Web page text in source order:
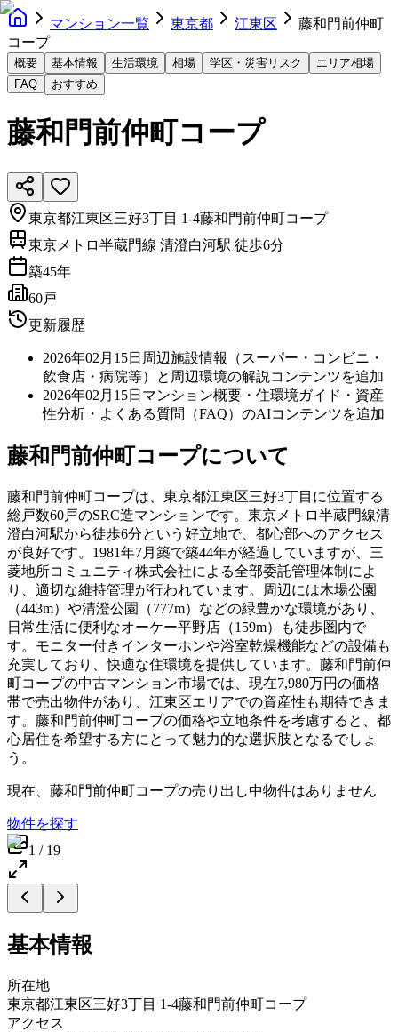
マンション一覧 東京都 江東区
藤和門前仲町
コープ
概要 基本情報 生活環境 相場 学区・災害リスク
エリア相場
FAQ
おすすめ
藤和門前仲町コープ
東京都江東区三好3丁目 1-4藤和門前仲町コープ
東京メトロ半蔵門線 清澄白河駅 徒歩6分
築45年
60戸
更新履歴
2026年02月15日 周辺施設情報（スーパー・コンビニ・
飲食店・病院等）と周辺環境の解説コンテンツを追加
2026年02月15日 マンション概要・住環境ガイド・資産
性分析・よくある質問（FAQ）のAIコンテンツを追加
藤和門前仲町コープについて
藤和門前仲町コープは、東京都江東区三好3丁目に位置する
総戸数60戸のSRC造マンションです。東京メトロ半蔵門線清
澄白河駅から徒歩6分という好立地で、都心部へのアクセス
が良好です。1981年7月築で築44年が経過していますが、三
菱地所コミュニティ株式会社による全部委託管理体制によ
り、適切な維持管理が行われています。周辺には木場公園
（443m）や清澄公園（777m）などの緑豊かな環境があり、
日常生活に便利なオーケー平野店（159m）も徒歩圏内で
す。モニター付きインターホンや浴室乾燥機能などの設備も
充実しており、快適な住環境を提供しています。藤和門前仲
町コープの中古マンション市場では、現在7,980万円の価格
帯で売出物件があり、江東区エリアでの資産性も期待できま
す。藤和門前仲町コープの価格や立地条件を考慮すると、都
心居住を希望する方にとって魅力的な選択肢となるでしょ
う。
現在、 藤和門前仲町コープの売り出し中物件はありません
物件を探す
1 / 19
基本情報
所在地
東京都江東区三好3丁目 1-4藤和門前仲町コープ
アクセス